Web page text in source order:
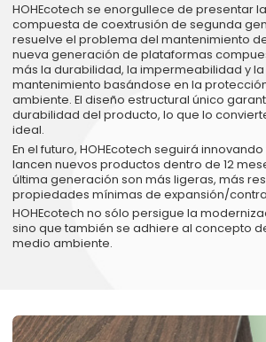
HOHEcotech se enorgullece de presentar
compuesta de coextrusión de segunda
resuelve el problema del mantenimiento
nueva generación de plataformas
más la durabilidad, la impermeabilidad y
mantenimiento basándose en la
ambiente. El diseño estructural único
durabilidad del producto, lo que lo
ideal.
En el futuro, HOHEcotech seguirá
lancen nuevos productos dentro de 12
última generación son más ligeras, más
propiedades mínimas de expansión/
HOHEcotech no sólo persigue la
sino que también se adhiere al concepto
medio ambiente.